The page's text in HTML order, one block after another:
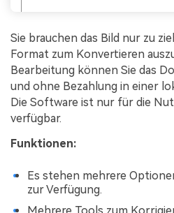
Sie brauchen das Bild nur zu
Format zum Konvertieren
Bearbeitung können Sie das
und ohne Bezahlung in einer
Die Software ist nur für die
verfügbar.
Funktionen:
Es stehen mehrere
zur Verfügung.